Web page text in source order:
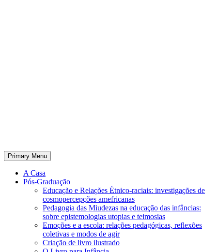
Primary Menu
A Casa
Pós-Graduação
Educação e Relações Étnico-raciais: investigações de
cosmopercepções amefricanas
Pedagogia das Miudezas na educação das infâncias:
sobre epistemologias utopias e teimosias
Emoções e a escola: relações pedagógicas, reflexões
coletivas e modos de agir
Criação de livro ilustrado